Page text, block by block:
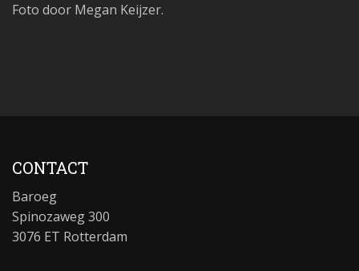
Foto door Megan Keijzer.
CONTACT
Baroeg
Spinozaweg 300
3076 ET Rotterdam